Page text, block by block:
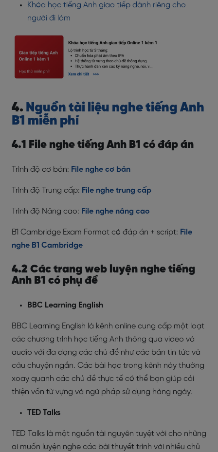
Khóa học tiếng Anh giao tiếp dành riêng cho
người đi làm
4. Nguồn tài liệu nghe tiếng Anh
B1 miễn phí
4.1 File nghe tiếng Anh B1 có đáp án
Trình độ cơ bản: File nghe cơ bản
Trình độ Trung cấp: File nghe trung cấp
Trình độ Nâng cao: File nghe nâng cao
B1 Cambridge Exam Format có đáp án + script: File
nghe B1 Cambridge
4.2 Các trang web luyện nghe tiếng
Anh B1 có phụ đề
BBC Learning English
BBC Learning English là kênh online cung cấp một loạt
các chương trình học tiếng Anh thông qua video và
audio với đa dạng các chủ đề như các bản tin tức và
câu chuyện ngắn. Các bài học trong kênh này thường
xoay quanh các chủ đề thực tế có thể bạn giúp cải
thiện vốn từ vựng và ngữ pháp sử dụng hàng ngày.
TED Talks
TED Talks là một nguồn tài nguyên tuyệt vời cho những
ai muốn luyện nghe các bài thuyết trình với nhiều chủ